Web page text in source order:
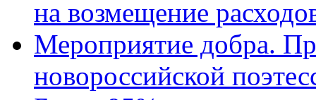
на возмещение
Мероприятие добра.
новороссийской